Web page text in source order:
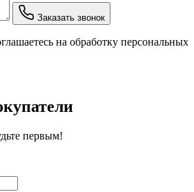
Заказать звонок
на обработку персональных
первым!